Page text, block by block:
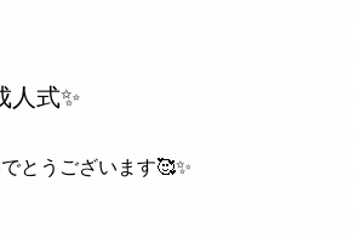
人式✨
とうございます🥰✨